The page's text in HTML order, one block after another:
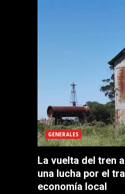
GENERALES
La vuelta del tren
una lucha por el
economía local